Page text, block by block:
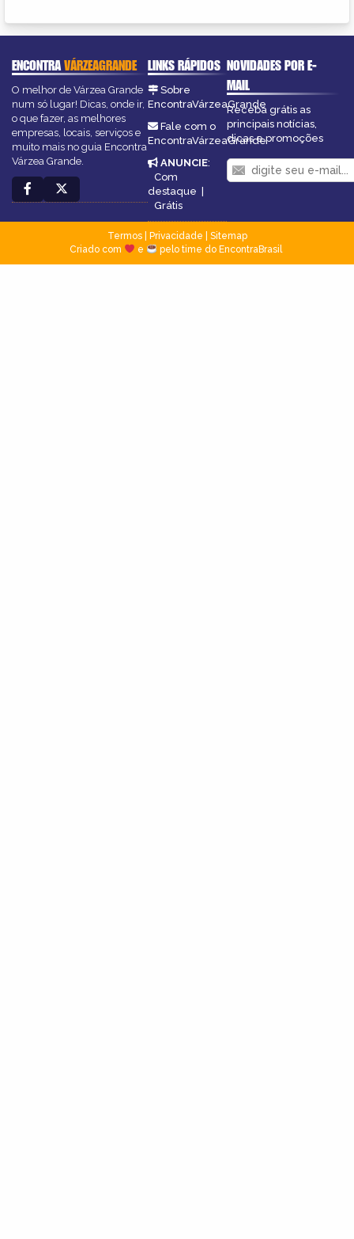
ENCONTRAVÁRZEAGRANDE
O melhor de Várzea Grande
num só lugar! Dicas, onde ir,
o que fazer, as melhores
empresas, locais, serviços e
muito mais no guia Encontra
Várzea Grande.
LINKS RÁPIDOS
Sobre
EncontraVárzeaGrande
Fale com o
EncontraVárzeaGrande
ANUNCIE:
Com
destaque |
Grátis
NOVIDADES POR E-
MAIL
Receba grátis as
principais notícias,
dicas e promoções
Termos| Privacidade
Sitemap
Criado com
e pelo time do EncontraBrasil